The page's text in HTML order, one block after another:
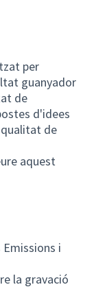
per
guanyador
de
d'idees
qualitat de
aquest
Emissions i
la gravació